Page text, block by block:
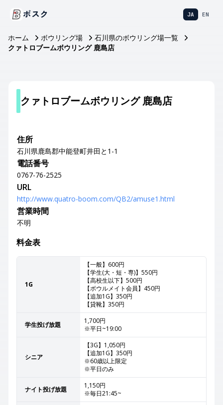
ボスク JA EN
ホーム ボウリング場
石川県のボウリング場一覧
クァトロブームボウリング 鹿島店
クァトロブームボウリング 鹿島店
住所
石川県鹿島郡中能登町井田と1-1
電話番号
0767-76-2525
URL
http://www.quatro-boom.com/QB2/amuse1.html
営業時間
不明
料金表
1G
【一般】600円
【学生(大・短・専)】550円
【高校生以下】500円
【ボウルメイト会員】450円
【追加1G】350円
【貸靴】350円
学生投げ放題
1,700円
※平日~19:00
シニア
【3G】1,050円
【追加1G】350円
※60歳以上限定
※平日のみ
ナイト投げ放題
1,150円
※毎日21:45~